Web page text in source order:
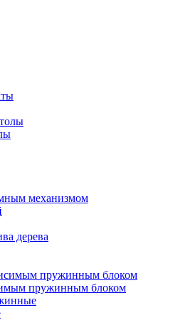
механизмом
дерева
пружинным блоком
пружинным блоком